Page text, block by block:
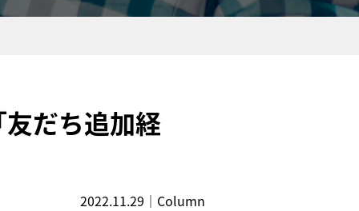
だち追加経
2022.11.29 ｜ Column